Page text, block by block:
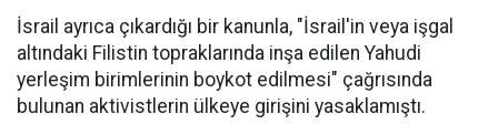
İsrail ayrıca çıkardığı bir kanunla, "İsrail'in veya işgal
altındaki Filistin topraklarında inşa edilen Yahudi
yerleşim birimlerinin boykot edilmesi" çağrısında
bulunan aktivistlerin ülkeye girişini yasaklamıştı.